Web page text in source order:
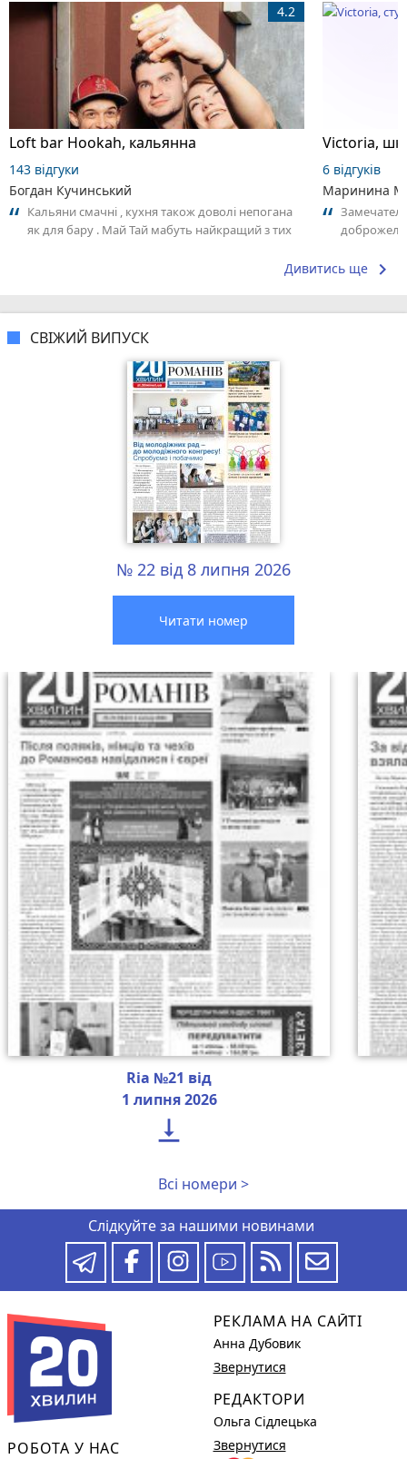
Loft bar Hookah, кальянна
4.2
143 відгуки
Богдан Кучинський
Кальяни смачні , кухня також доволі непогана
як для бару . Май Тай мабуть найкращий з тих
6 відгуків
Маринина
Дивитись ще keyboard_arrow_right
СВІЖИЙ ВИПУСК
№ 22 від 8 липня 2026
Читати номер
Ria №21 від
1 липня 2026

Всі номери >
Слідкуйте за нашими новинами
РОБОТА У НАС
РЕКЛАМА НА САЙТІ
Анна Дубовик
Звернутися
РЕДАКТОРИ
Ольга Сідлецька
Звернутися